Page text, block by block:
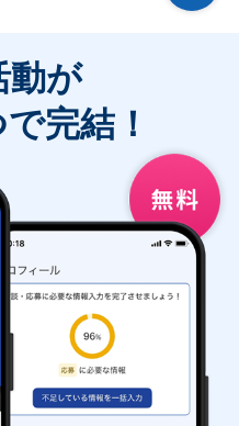
動が
完結！